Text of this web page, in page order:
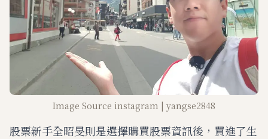
Image Source instagram | yangse2848
股票新手全昭旻則是選擇購買股票資訊後，買進了生